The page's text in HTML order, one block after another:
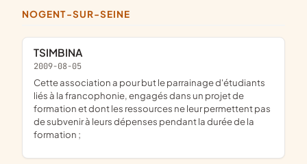
NOGENT-SUR-SEINE
TSIMBINA
2009-08-05
cette association a pour but le parrainage d'étudiants
liés à la francophonie, engagés dans un projet de
formation et dont les ressources ne leur permettent pas
de subvenir à leurs dépenses pendant la durée de la
formation ;